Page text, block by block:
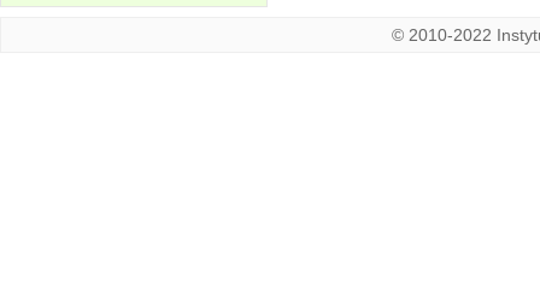
© 2010-2022